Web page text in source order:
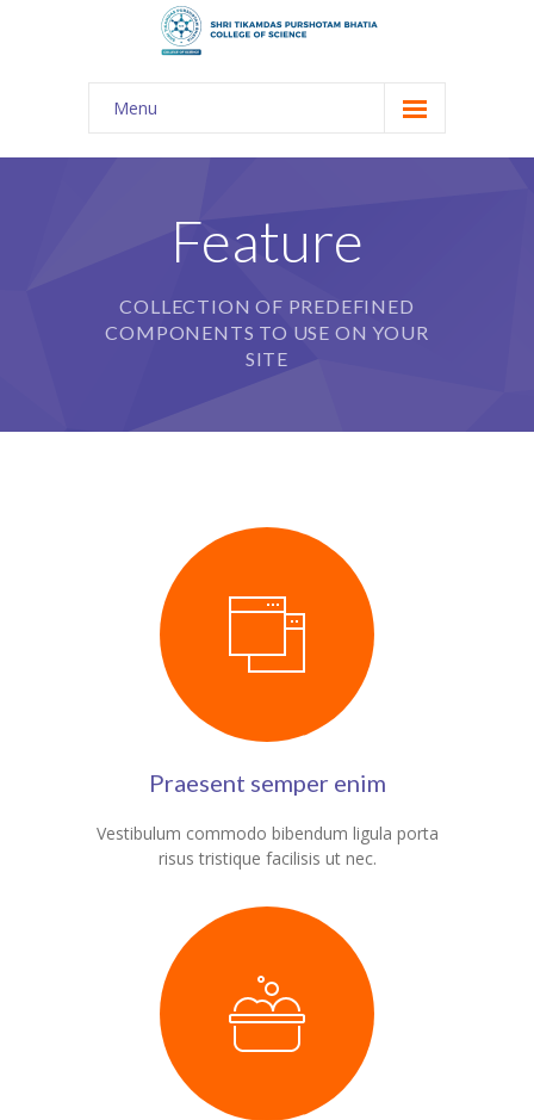
Menu
About Us
-- Shri TPB College
-- Principal Desk
Student Zone
-- Notice Board
-- News
-- Student Login
---- FYJC Studies
---- SYJC Studies
-- Social Media
-- Happy Birthday
-- Testimonial
Feature
COLLECTION OF PREDEFINED
COMPONENTS TO USE ON YOUR
SITE
Praesent semper enim
Vestibulum commodo bibendum ligula porta
risus tristique facilisis ut nec.